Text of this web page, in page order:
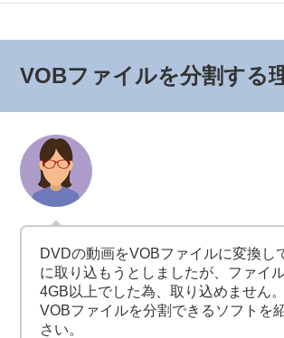
VOBファイルを分割する
DVDの動画をVOBファイルに変換し
に取り込もうとしましたが、ファイ
4GB以上でした為、取り込めません
VOBファイルを分割できるソフトを
さい。